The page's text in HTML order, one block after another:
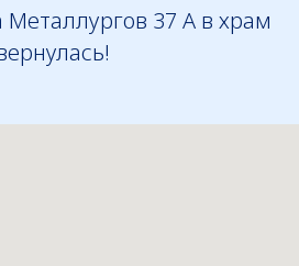
Металлургов 37 А в храм